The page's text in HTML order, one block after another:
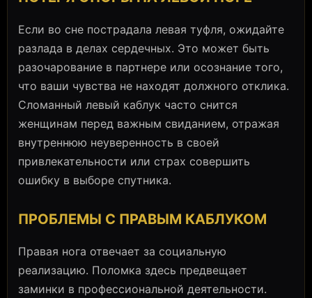
Если во сне пострадала левая туфля, ожидайте
разлада в делах сердечных. Это может быть
разочарование в партнере или осознание того,
что ваши чувства не находят должного отклика.
Сломанный левый каблук часто снится
женщинам перед важным свиданием, отражая
внутреннюю неуверенность в своей
привлекательности или страх совершить
ошибку в выборе спутника.
ПРОБЛЕМЫ С ПРАВЫМ КАБЛУКОМ
Правая нога отвечает за социальную
реализацию. Поломка здесь предвещает
заминки в профессиональной деятельности.